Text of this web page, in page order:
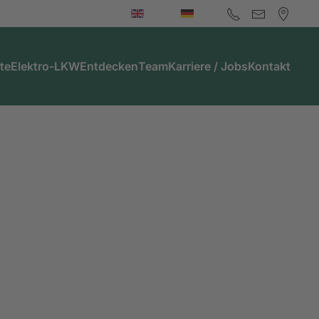
Elektro-LKWEntdeckenTeamKarriere / JobsKontakt